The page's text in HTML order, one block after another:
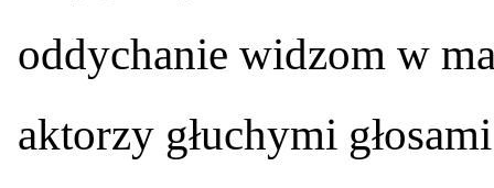
oddychanie widzom w
aktorzy głuchymi